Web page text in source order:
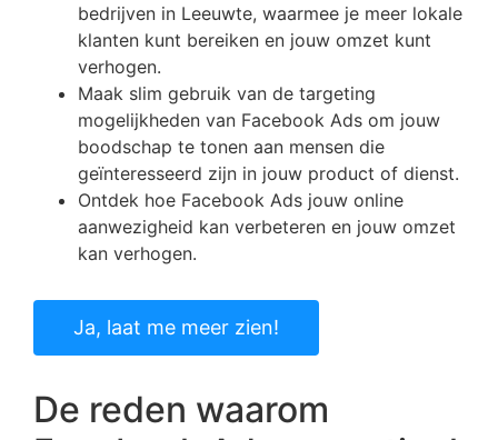
bedrijven in Leeuwte, waarmee je meer lokale
klanten kunt bereiken en jouw omzet kunt
verhogen.
Maak slim gebruik van de targeting
mogelijkheden van Facebook Ads om jouw
boodschap te tonen aan mensen die
geïnteresseerd zijn in jouw product of dienst.
Ontdek hoe Facebook Ads jouw online
aanwezigheid kan verbeteren en jouw omzet
kan verhogen.
Ja, laat me meer zien!
De reden waarom